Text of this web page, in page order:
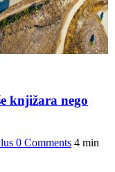
knjižara nego
0 Comments 4 min